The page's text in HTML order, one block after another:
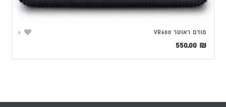
0 מודם ראוטר VR600
550.00 ₪